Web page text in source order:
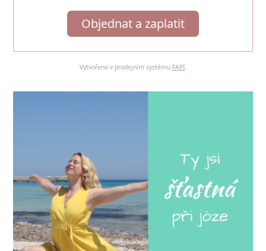
Objednat a zaplatit
Vytvořeno v prodejním systému FAPI